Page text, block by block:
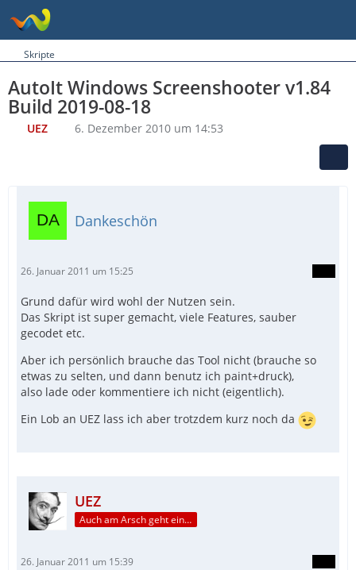
Skripte
AutoIt Windows Screenshooter v1.84
Build 2019-08-18
UEZ 6. Dezember 2010 um 14:53
Dankeschön
26. Januar 2011 um 15:25
Grund dafür wird wohl der Nutzen sein.
Das Skript ist super gemacht, viele Features, sauber
gecodet etc.
Aber ich persönlich brauche das Tool nicht (brauche so
etwas zu selten, und dann benutz ich paint+druck),
also lade oder kommentiere ich nicht (eigentlich).
Ein Lob an UEZ lass ich aber trotzdem kurz noch da
UEZ
Auch am Arsch geht ein Weg vorbei...
26. Januar 2011 um 15:39